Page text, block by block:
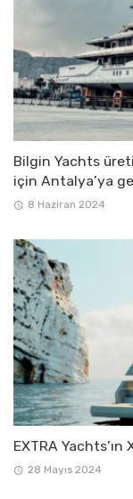
Bilgin Yachts
için Antalya’ya
8 Haziran 2024
EXTRA
28 Mayıs 2024